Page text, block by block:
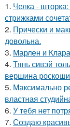
1. Челка -
стрижками
2. Прически и
довольна.
3. Марлен и
4. Тянь сивэй
вершина
5. Максимально
властная
6. У тебя нет
7. Создаю